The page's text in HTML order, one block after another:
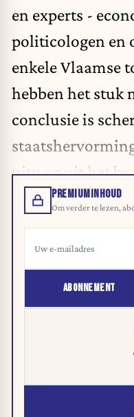
en experts -
politicologen en
enkele Vlaamse
hebben het stuk
conclusie is
uitweg uit het
PREMIUMINHOUD
Om verder te lezen,
ABONNEMENT